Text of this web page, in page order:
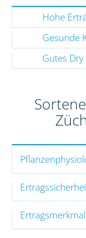
Hohe
Gesunde
Gutes